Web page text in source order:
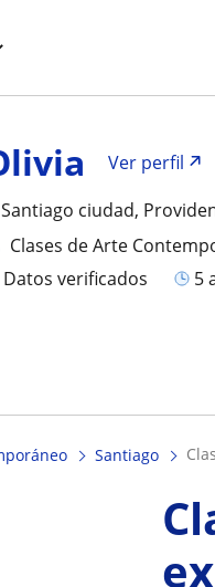
Ver perfil
Santiago ciudad,
Clases de Arte
Datos verificados
Santiago